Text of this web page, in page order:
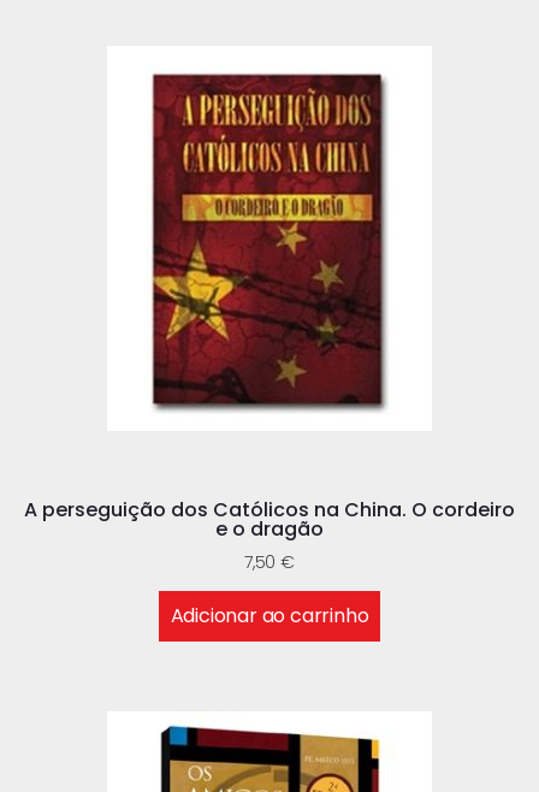
A perseguição dos Católicos na China. O cordeiro
e o dragão
7,50€
Adicionar ao carrinho